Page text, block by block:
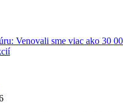
Venovali sme viac ako 30